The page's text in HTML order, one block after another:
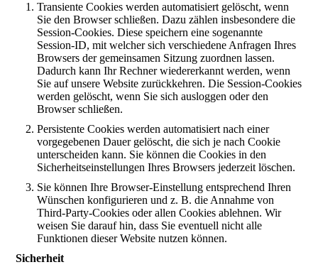
Transiente Cookies werden automatisiert gelöscht, wenn
Sie den Browser schließen. Dazu zählen insbesondere die
Session-Cookies. Diese speichern eine sogenannte
Session-ID, mit welcher sich verschiedene Anfragen Ihres
Browsers der gemeinsamen Sitzung zuordnen lassen.
Dadurch kann Ihr Rechner wiedererkannt werden, wenn
Sie auf unsere Website zurückkehren. Die Session-Cookies
werden gelöscht, wenn Sie sich ausloggen oder den
Browser schließen.
Persistente Cookies werden automatisiert nach einer
vorgegebenen Dauer gelöscht, die sich je nach Cookie
unterscheiden kann. Sie können die Cookies in den
Sicherheitseinstellungen Ihres Browsers jederzeit löschen.
Sie können Ihre Browser-Einstellung entsprechend Ihren
Wünschen konfigurieren und z. B. die Annahme von
Third-Party-Cookies oder allen Cookies ablehnen. Wir
weisen Sie darauf hin, dass Sie eventuell nicht alle
Funktionen dieser Website nutzen können.
Sicherheit